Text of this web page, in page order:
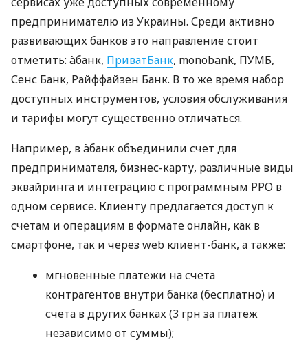
предпринимателю из Украины. Среди активно
развивающих банков это направление стоит
отметить: àбанк, ПриватБанк, monobank, ПУМБ,
Сенс Банк, Райффайзен Банк. В то же время набор
доступных инструментов, условия обслуживания
и тарифы могут существенно отличаться.
Например, в àбанк объединили счет для
предпринимателя, бизнес-карту, различные виды
эквайринга и интеграцию с программным РРО в
одном сервисе. Клиенту предлагается доступ к
счетам и операциям в формате онлайн, как в
смартфоне, так и через web клиент-банк, а также:
мгновенные платежи на счета
контрагентов внутри банка (бесплатно) и
счета в других банках (3 грн за платеж
независимо от суммы);